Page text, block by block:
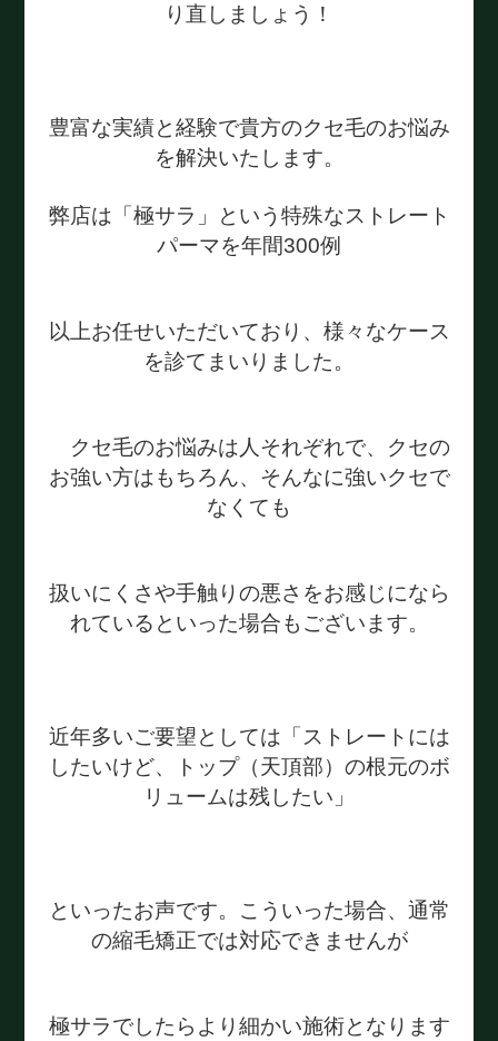
り直しましょう！
豊富な実績と経験で貴方のクセ毛のお悩み
を解決いたします。
弊店は「極サラ」という特殊なストレート
パーマを年間300例
以上お任せいただいており、様々なケース
を診てまいりました。
クセ毛のお悩みは人それぞれで、クセの
お強い方はもちろん、そんなに強いクセで
なくても
扱いにくさや手触りの悪さをお感じになら
れているといった場合もございます。
近年多いご要望としては「ストレートには
したいけど、トップ（天頂部）の根元のボ
リュームは残したい」
といったお声です。こういった場合、通常
の縮毛矯正では対応できませんが
極サラでしたらより細かい施術となります